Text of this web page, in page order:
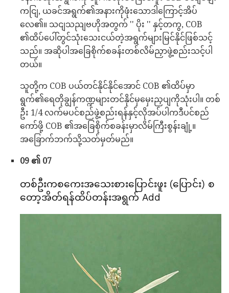
ကငျြ, ယခင်အရွက်၏အနားကိုဖုံးသောဒါကြောင့်အိပ်
လေ၏။ သငျသညျဗဟိုအတွက် '' ပိုး '' နှင့်တကွ, COB
၏ထိပ်ပေါ်တွင်သုံးသေးငယ်တဲ့အရွက်များမြင်နိုင်ဖြစ်သင့်
သည်။ အဆိုပါအခြေစိုက်စခန်းတစ်လိမ်ညှာဖွဲ့စည်းသင့်ပါ
တယ်။
သူတို့က COB ပယ်တင်နိုင်နိုင်အောင် COB ၏ထိပ်မှာ
ရွက်၏ရေတိုချွန်ကဏ္ဍများတင်နိုင်မှမှေးညှပျကိုသုံးပါ။ တစ်
ဦး 1/4 လက်မပင်စည်ဖွဲ့စည်းရန်နှင့်လိုအပ်ပါကဒီပင်စည်
ကော်ဖို့ COB ၏အခြေစိုက်စခန်းမှာလိမ်ကြီးစွန်းချုံ့။
အခြောက်ဘက်သို့သတ်မှတ်မည်။
09 ၏ 07
တစ်ဦးကစကေးအသေးစားပြောင်းဖူး (ပြောင်း) စ
တော့အိတ်ရန်ထိပ်တန်းအရွက် Add